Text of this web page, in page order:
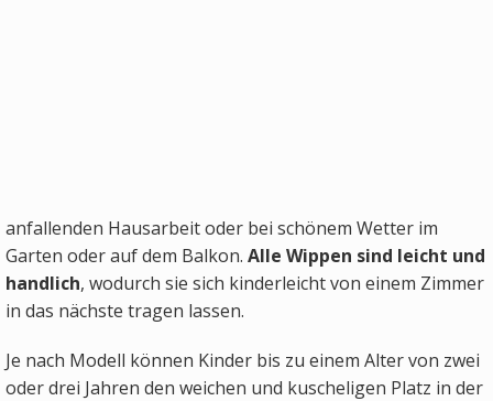
anfallenden Hausarbeit oder bei schönem Wetter im
Garten oder auf dem Balkon. Alle Wippen sind leicht und
handlich, wodurch sie sich kinderleicht von einem Zimmer
in das nächste tragen lassen.
Je nach Modell können Kinder bis zu einem Alter von zwei
oder drei Jahren den weichen und kuscheligen Platz in der